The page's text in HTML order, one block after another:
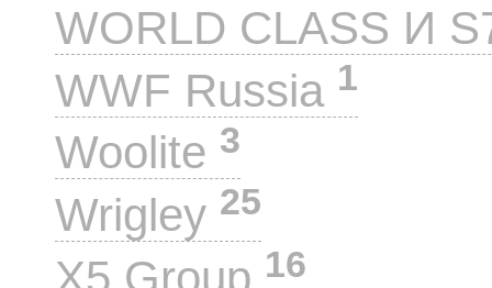
WORLD CLASS И
WWF Russia 1
Woolite 3
Wrigley 25
X5 Group 16